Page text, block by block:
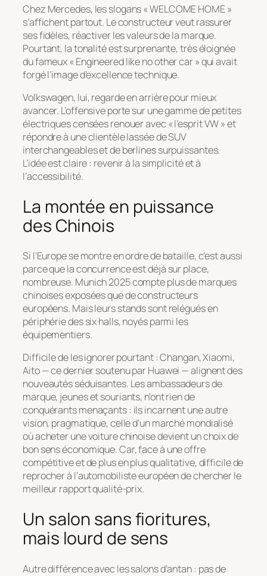
Chez Mercedes, les slogans « WELCOME HOME »
s’affichent partout. Le constructeur veut rassurer
ses fidèles, réactiver les valeurs de la marque.
Pourtant, la tonalité est surprenante, très éloignée
du fameux « Engineered like no other car » qui avait
forgé l’image d’excellence technique.
Volkswagen, lui, regarde en arrière pour mieux
avancer. L’offensive porte sur une gamme de petites
électriques censées renouer avec « l’esprit VW » et
répondre à une clientèle lassée de SUV
interchangeables et de berlines surpuissantes.
L’idée est claire : revenir à la simplicité et à
l’accessibilité.
La montée en puissance
des Chinois
Si l’Europe se montre en ordre de bataille, c’est aussi
parce que la concurrence est déjà sur place,
nombreuse. Munich 2025 compte plus de marques
chinoises exposées que de constructeurs
européens. Mais leurs stands sont relégués en
périphérie des six halls, noyés parmi les
équipementiers.
Difficile de les ignorer pourtant : Changan, Xiaomi,
Aito — ce dernier soutenu par Huawei — alignent des
nouveautés séduisantes. Les ambassadeurs de
marque, jeunes et souriants, n’ont rien de
conquérants menaçants : ils incarnent une autre
vision, pragmatique, celle d’un marché mondialisé
où acheter une voiture chinoise devient un choix de
bon sens économique. Car, face à une offre
compétitive et de plus en plus qualitative, difficile de
reprocher à l’automobiliste européen de chercher le
meilleur rapport qualité-prix.
Un salon sans fioritures,
mais lourd de sens
Autre différence avec les salons d’antan : pas de